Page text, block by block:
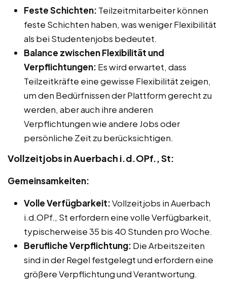
Feste Schichten: Teilzeitmitarbeiter können
feste Schichten haben, was weniger Flexibilität
als bei Studentenjobs bedeutet.
Balance zwischen Flexibilität und
Verpflichtungen: Es wird erwartet, dass
Teilzeitkräfte eine gewisse Flexibilität zeigen,
um den Bedürfnissen der Plattform gerecht zu
werden, aber auch ihre anderen
Verpflichtungen wie andere Jobs oder
persönliche Zeit zu berücksichtigen.
Vollzeitjobs in Auerbach i.d.OPf., St:
Gemeinsamkeiten:
Volle Verfügbarkeit:Vollzeitjobs in Auerbach
i.d.OPf., St erfordern eine volle Verfügbarkeit,
typischerweise 35 bis 40 Stunden pro Woche.
Berufliche Verpflichtung: Die Arbeitszeiten
sind in der Regel festgelegt und erfordern eine
größere Verpflichtung und Verantwortung.